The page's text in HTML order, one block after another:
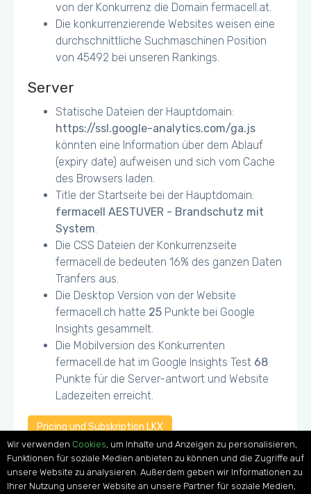
von der Konkurrenz die Domain fermacell.at.
Die konkurrenzierende Websites weisen eine
durchschnittliche Suchmaschinen Position
von 45492 bei unseren Rankings.
Server
Statische Dateien der Hauptdomain:
https://ssl.google-analytics.com/ga.js
könnten eine Information über dem Ablauf
(expiry date) aufweisen und sich vom Cache
des Browsers laden.
Title der Startseite bei der Hauptdomain:
fermacell AESTUVER - Brandschutz mit
System.
Die CSS Dateien der Konkurrenzseite
fermacell.de bedeuten 16% des ganzen Daten
Tranfers aus.
Die Desktop Version von der Website
fermacell.ch hatte 25 Punkte bei Google
Insights gesammelt.
Die Mobilversion des Konkurrenten
fermacell.de hat im Google Insights Test 68
Punkte für die Server-antwort und Website
Ladezeiten erreicht.
Pricing und Subskription LKX
Wir verwenden Cookies, um Inhalte und Anzeigen zu personalisieren,
Funktionen für soziale Medien anbieten zu können und die Zugriffe auf
unsere Website zu analysieren. Außerdem geben wir Informationen zu
Ihrer Nutzung unserer Website an unsere Partner für soziale Medien,